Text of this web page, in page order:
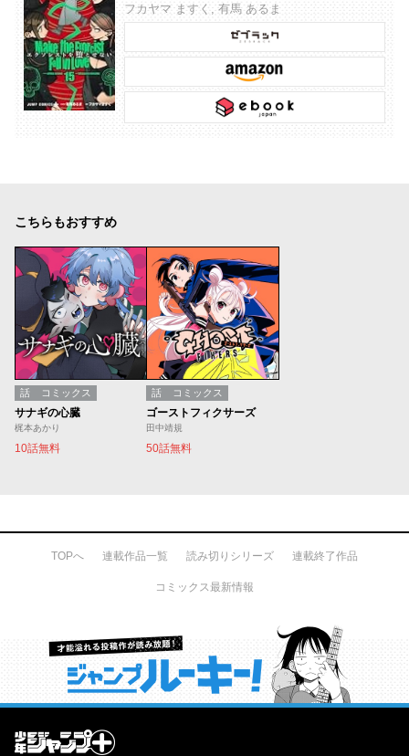
フカヤマ ますく, 有馬 あるま
こちらもおすすめ
話 コミックス
サナギの心臓
梶本あかり
10話無料
話 コミックス
ゴーストフィクサーズ
田中靖規
50話無料
TOPへ 連載作品一覧 読み切りシリーズ 連載終了作品
コミックス最新情報
才能溢れる投稿作が読み放題！ ジャンプルーキー！